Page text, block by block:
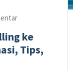
ke
Tips,